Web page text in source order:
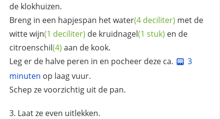
de klokhuizen.
Breng in een hapjespan hetwater(4 deciliter) met de
wittewijn(1 deciliter) de kruidnagel(1 stuk) en de
citroenschil(4) aan de kook.
Leg er de halve peren in en pocheer deze ca.
3
minuten op laag vuur.
Schep ze voorzichtig uit de pan.
Laat ze even uitlekken.